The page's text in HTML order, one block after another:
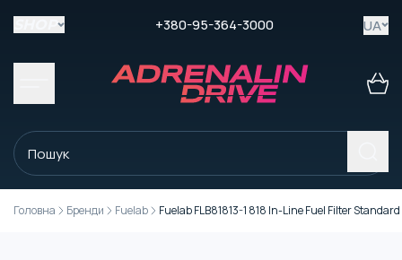
+380-95-364-3000 UA
Головна Бренди Fuelab Fuelab FLB81813-1 818 In-Line Fuel Filter